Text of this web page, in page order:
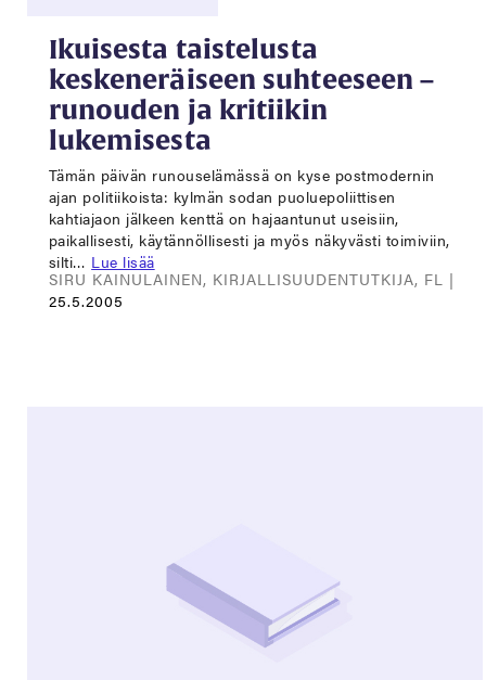
Ikuisesta taistelusta
keskeneräiseen suhteeseen –
runouden ja kritiikin
lukemisesta
Tämän päivän runouselämässä on kyse postmodernin
ajan politiikoista: kylmän sodan puoluepoliittisen
kahtiajaon jälkeen kenttä on hajaantunut useisiin,
paikallisesti, käytännöllisesti ja myös näkyvästi toimiviin,
silti… Lue lisää
SIRU KAINULAINEN, KIRJALLISUUDENTUTKIJA, FL |
25.5.2005